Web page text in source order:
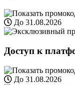
До 31.08.2026
Доступ к
До 31.08.2026